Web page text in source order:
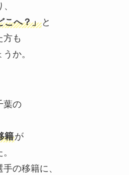
こへ？」と
方も
か。
葉の
籍が
の移籍に、